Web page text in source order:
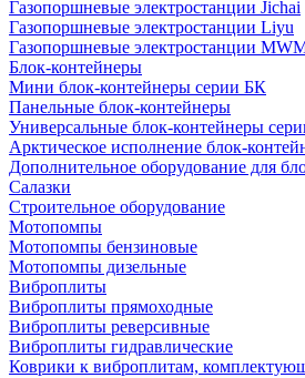
Газопоршневые электростанции Jichai
Газопоршневые электростанции Liyu
Газопоршневые электростанции
Блок-контейнеры
Мини блок-контейнеры серии БК
Панельные блок-контейнеры
Универсальные блок-контейнеры
Арктическое исполнение блок-
Дополнительное оборудование для
Салазки
Строительное оборудование
Мотопомпы
Мотопомпы бензиновые
Мотопомпы дизельные
Виброплиты
Виброплиты прямоходные
Виброплиты реверсивные
Виброплиты гидравлические
Коврики к виброплитам,